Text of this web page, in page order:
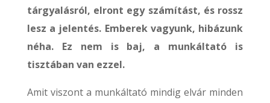
tárgyalásról, elront egy számítást, és rossz
lesz a jelentés. Emberek vagyunk, hibázunk
néha. Ez nem is baj, a munkáltató is
tisztában van ezzel.
Amit viszont a munkáltató mindig elvár minden